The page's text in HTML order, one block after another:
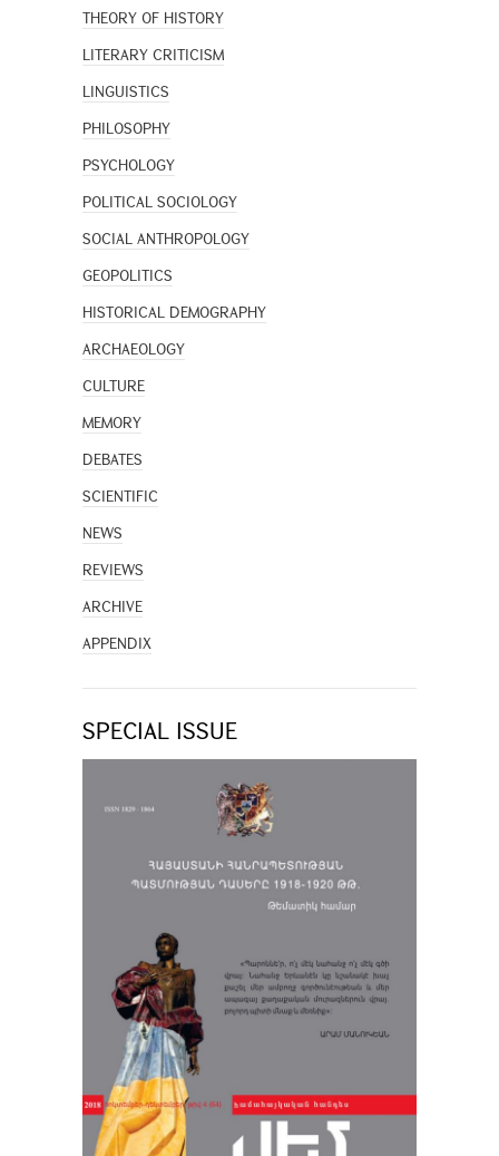
THEORY OF HISTORY
LITERARY CRITICISM
LINGUISTICS
PHILOSOPHY
PSYCHOLOGY
POLITICAL SOCIOLOGY
SOCIAL ANTHROPOLOGY
GEOPOLITICS
HISTORICAL DEMOGRAPHY
ARCHAEOLOGY
CULTURE
MEMORY
DEBATES
SCIENTIFIC
NEWS
REVIEWS
ARCHIVE
APPENDIX
SPECIAL ISSUE